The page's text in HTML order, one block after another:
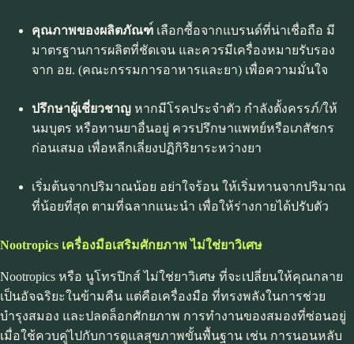
คุณภาพของผลิตภัณฑ ์ เลือกซื้อจากแบรนด์ที่น่าเชื่อถือ มี
มาตรฐานการผลิตที่ชัดเจน และควรมีเครื่องหมายรับรอง
จาก อย. (คณะกรรมการอาหารและยา) เพื่อความมั่นใจ
ปรึกษาผู้เชี่ยวชาญ หากมีโรคประจำตัว กำลังตั้งครรภ์/ให้
นมบุตร หรือทานยาอื่นอยู่ ควรปรึกษาแพทย์หรือเภสัชกร
ก่อนเสมอ เพื่อหลีกเลี่ยงปฏิกิริยาระหว่างยา
เริ่มต้นจากปริมาณน้อย อย่าใจร้อน ให้เริ่มทานจากปริมาณ
ที่น้อยที่สุด ตามที่ฉลากแนะนำ เพื่อให้ร่างกายได้ปรับตัว
Nootropics เครื่องมือเสริมศักยภาพ ไม่ใช่ยาวิเศษ
Nootropics หรือ นูโทรปิกส์ ไม่ใช่ยาวิเศษ ที่จะเปลี่ยนให้คุณกลาย
เป็นอัจฉริยะในข้ามคืน แต่คือเครื่องมือ ที่ทรงพลังในการช่วย
บำรุงสมอง และปลดล็อกศักยภาพ การทำงานของสมองที่ซ่อนอยู่
เมื่อใช้ควบคู่ไปกับการดูแลสุขภาพขั้นพื้นฐาน เช่น การนอนหลับ